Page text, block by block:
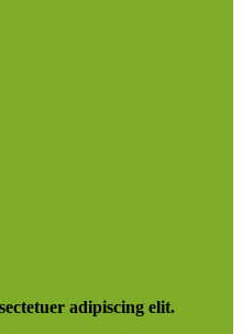
adipiscing elit.